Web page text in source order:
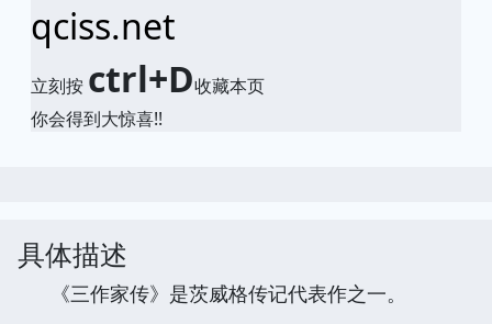
qciss.net
立刻按 ctrl+D收藏本页
你会得到大惊喜!!
具体描述
《三作家传》是茨威格传记代表作之一。